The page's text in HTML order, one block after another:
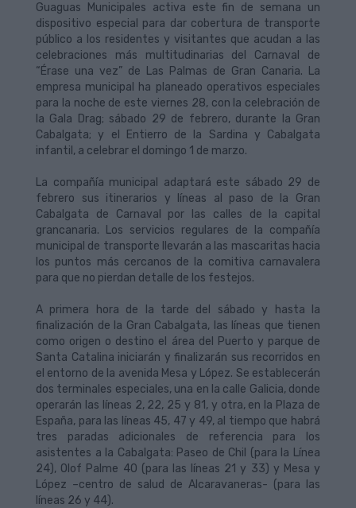
Guaguas Municipales activa este fin de semana un
dispositivo especial para dar cobertura de transporte
público a los residentes y visitantes que acudan a las
celebraciones más multitudinarias del Carnaval de
“Érase una vez” de Las Palmas de Gran Canaria. La
empresa municipal ha planeado operativos especiales
para la noche de este viernes 28, con la celebración de
la Gala Drag; sábado 29 de febrero, durante la Gran
Cabalgata; y el Entierro de la Sardina y Cabalgata
infantil, a celebrar el domingo 1 de marzo.
La compañía municipal adaptará este sábado 29 de
febrero sus itinerarios y líneas al paso de la Gran
Cabalgata de Carnaval por las calles de la capital
grancanaria. Los servicios regulares de la compañía
municipal de transporte llevarán a las mascaritas hacia
los puntos más cercanos de la comitiva carnavalera
para que no pierdan detalle de los festejos.
A primera hora de la tarde del sábado y hasta la
finalización de la Gran Cabalgata, las líneas que tienen
como origen o destino el área del Puerto y parque de
Santa Catalina iniciarán y finalizarán sus recorridos en
el entorno de la avenida Mesa y López. Se establecerán
dos terminales especiales, una en la calle Galicia, donde
operarán las líneas 2, 22, 25 y 81, y otra, en la Plaza de
España, para las líneas 45, 47 y 49, al tiempo que habrá
tres paradas adicionales de referencia para los
asistentes a la Cabalgata: Paseo de Chil (para la Línea
24), Olof Palme 40 (para las líneas 21 y 33) y Mesa y
López –centro de salud de Alcaravaneras- (para las
líneas 26 y 44).